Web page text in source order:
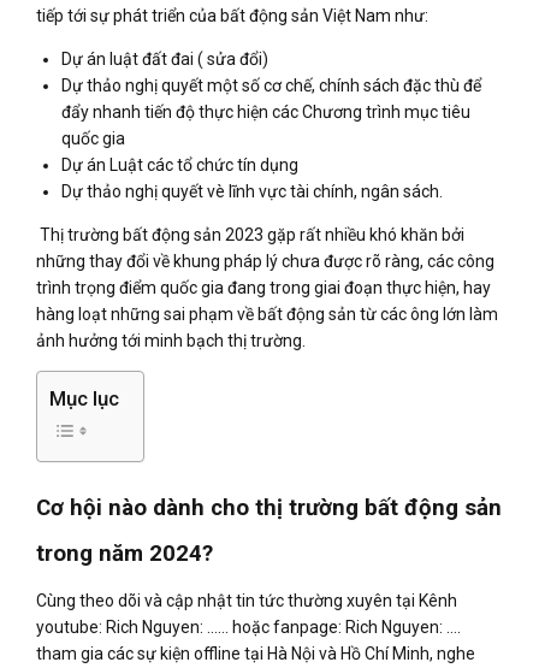
tiếp tới sự phát triển của bất động sản Việt Nam như:
Dự án luật đất đai ( sửa đổi)
Dự thảo nghị quyết một số cơ chế, chính sách đặc thù để
đẩy nhanh tiến độ thực hiện các Chương trình mục tiêu
quốc gia
Dự án Luật các tổ chức tín dụng
Dự thảo nghị quyết vè lĩnh vực tài chính, ngân sách.
Thị trường bất động sản 2023 gặp rất nhiều khó khăn bởi
những thay đổi về khung pháp lý chưa được rõ ràng, các công
trình trọng điểm quốc gia đang trong giai đoạn thực hiện, hay
hàng loạt những sai phạm về bất động sản từ các ông lớn làm
ảnh hưởng tới minh bạch thị trường.
Mục lục
Cơ hội nào dành cho thị trường bất động sản
trong năm 2024?
Cùng theo dõi và cập nhật tin tức thường xuyên tại Kênh
youtube: Rich Nguyen: …… hoặc fanpage: Rich Nguyen: ….
tham gia các sự kiện offline tại Hà Nội và Hồ Chí Minh, nghe